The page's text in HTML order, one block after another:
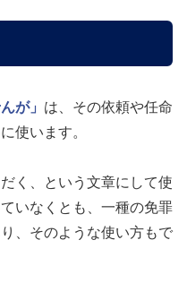
が」 は、その依頼や任命
使います。
く、という文章にして使
いなくとも、一種の免罪
、そのような使い方もで